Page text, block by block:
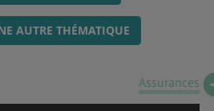
AUTRE THÉMATIQUE
Assurances